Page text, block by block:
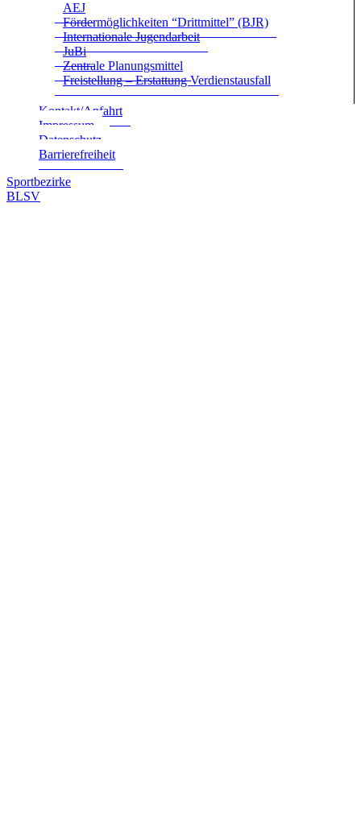
AEJ
För­der­mög­lich­kei­ten “Dritt­mit­tel” (BJR)
Inter­na­tio­nale Jugend­ar­beit
JuBi
Zen­trale Pla­nungs­mit­tel
Frei­stel­lung – Erstat­tung Ver­dienst­aus­fall
Kontakt/Anfahrt
Impres­sum
Daten­schutz
Bar­rie­re­frei­heit
Sportbezirke
BLSV